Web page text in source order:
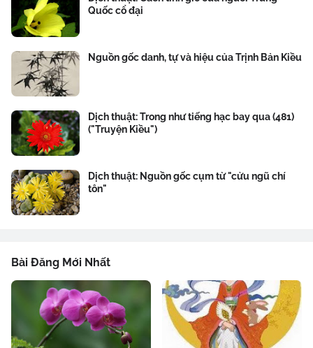
Quốc cổ đại
Nguồn gốc danh, tự và hiệu của Trịnh Bản Kiều
Dịch thuật: Trong như tiếng hạc bay qua (481)
("Truyện Kiều")
Dịch thuật: Nguồn gốc cụm từ "cửu ngũ chí
tôn"
Bài Đăng Mới Nhất